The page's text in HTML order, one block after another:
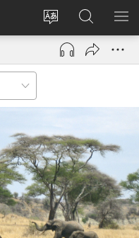
Endre
språk
Logg
inn
(åpner
vindu)
Søk
på
JW.ORG
VIS